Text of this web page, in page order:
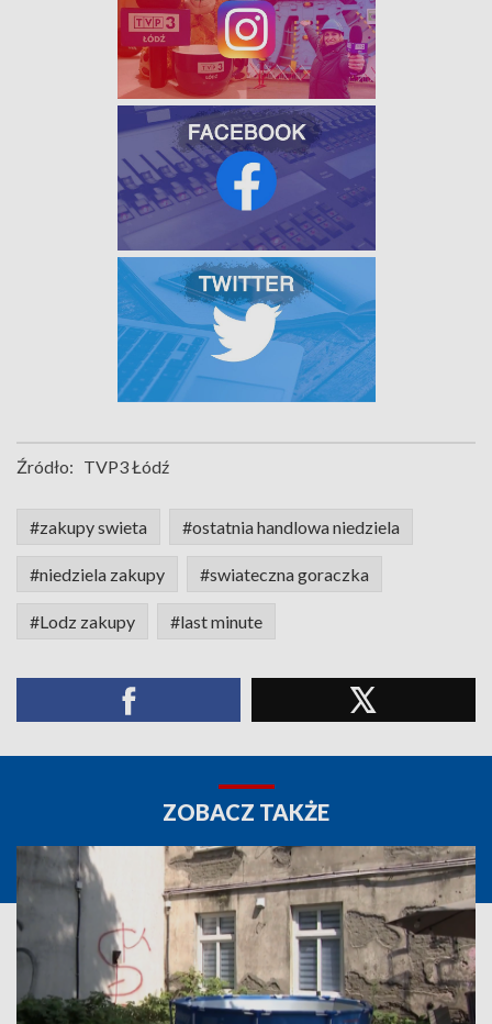
Źródło: TVP3 Łódź
#zakupy swieta #ostatnia handlowa niedziela
#niedziela zakupy #swiateczna goraczka
#Lodz zakupy #last minute
ZOBACZ TAKŻE